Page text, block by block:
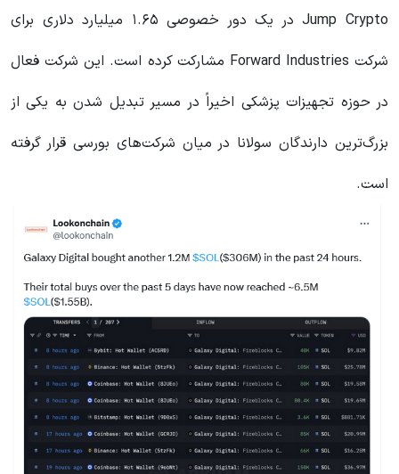
Jump Crypto در یک دور خصوصی ۱.۶۵ میلیارد دلاری برای
شرکت Forward Industries مشارکت کرده است. این شرکت فعال
در حوزه تجهیزات پزشکی اخیراً در مسیر تبدیل شدن به یکی از
بزرگ‌ترین دارندگان سولانا در میان شرکت‌های بورسی قرار گرفته
است.